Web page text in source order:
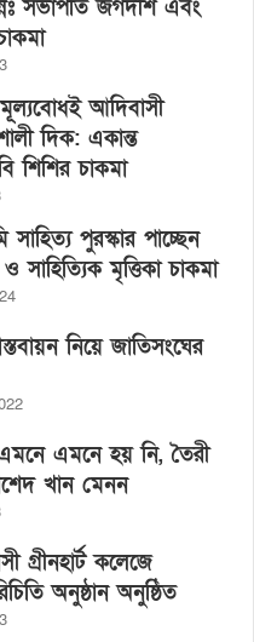
সভাপতি জগদীশ এবং
মূল্যবোধই আদিবাসী
দিক: একান্ত
শিশির চাকমা
সাহিত্য পুরস্কার পাচ্ছেন
সাহিত্যিক মৃত্তিকা চাকমা
নিয়ে জাতিসংঘের
এমনে হয় নি, তৈরী
খান মেনন
গ্রীনহার্ট কলেজে
অনুষ্ঠান অনুষ্ঠিত